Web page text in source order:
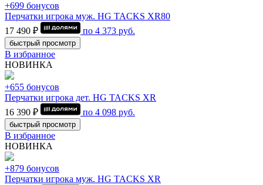
+699 бонусов
Перчатки игрока муж. HG TACKS XR80
17 490 ₽
по 4 373 руб.
быстрый просмотр
В избранное
НОВИНКА
+655 бонусов
Перчатки игрока дет. HG TACKS XR
16 390 ₽
по 4 098 руб.
быстрый просмотр
В избранное
НОВИНКА
+879 бонусов
Перчатки игрока муж. HG TACKS XR